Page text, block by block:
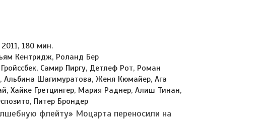
180 мин.
Кентридж, Роланд Бер
Самир Пиргу, Детлеф Рот, Роман
Альбина Шагимуратова, Женя Кюмайер, Ага
Хайке Гретцингер, Мария Раднер, Алиш Тинан,
Питер Брондер
флейту» Моцарта переносили на